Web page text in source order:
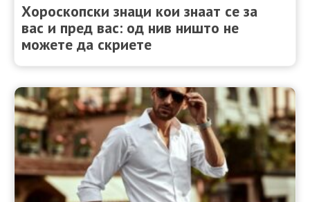
Хороскопски знаци кои знаат се за
вас и пред вас: од нив ништо не
можете да скриете